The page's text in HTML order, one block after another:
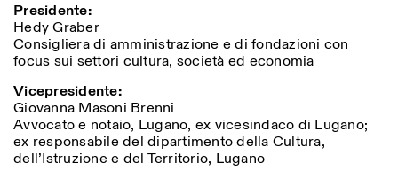
Presidente:
Hedy Graber
Consigliera di amministrazione e di fondazioni con
focus sui settori cultura, società ed economia
Vicepresidente:
Giovanna Masoni Brenni
Avvocato e notaio, Lugano, ex vicesindaco di Lugano;
ex responsabile del dipartimento della Cultura,
dell’Istruzione e del Territorio, Lugano